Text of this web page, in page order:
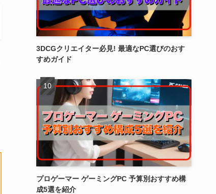
3DCGクリエイター必見! 最適なPC選びのおす
すめガイド
プロゲーマー ゲーミングPC 予算別おすすめ構
成5選を紹介